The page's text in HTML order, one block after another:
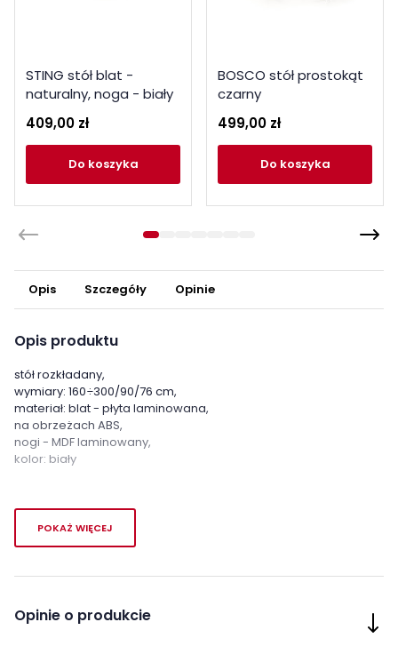
STING stół blat -
naturalny, noga - biały
409,00 zł
do koszyka
BOSCO stół prostokąt
czarny
499,00 zł
do koszyka
Opis Szczegóły Opinie
Opis produktu
stół rozkładany,
wymiary: 160÷300/90/76 cm,
materiał: blat - płyta laminowana,
na obrzeżach ABS,
nogi - MDF laminowany,
kolor: biały
Cechy charakterystyczne
POKAŻ WIĘCEJ
Opinie o produkcie